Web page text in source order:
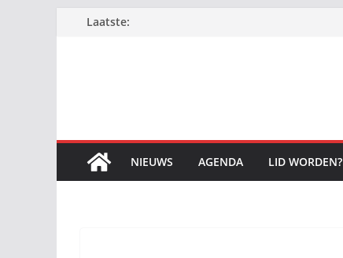
Laatste:
NIEUWS AGENDA LID WORDEN?